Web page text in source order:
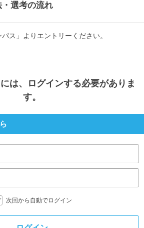
選考の流れ
ス」よりエントリーください。
は、ログインする必要がありま
す。
次回から自動でログイン